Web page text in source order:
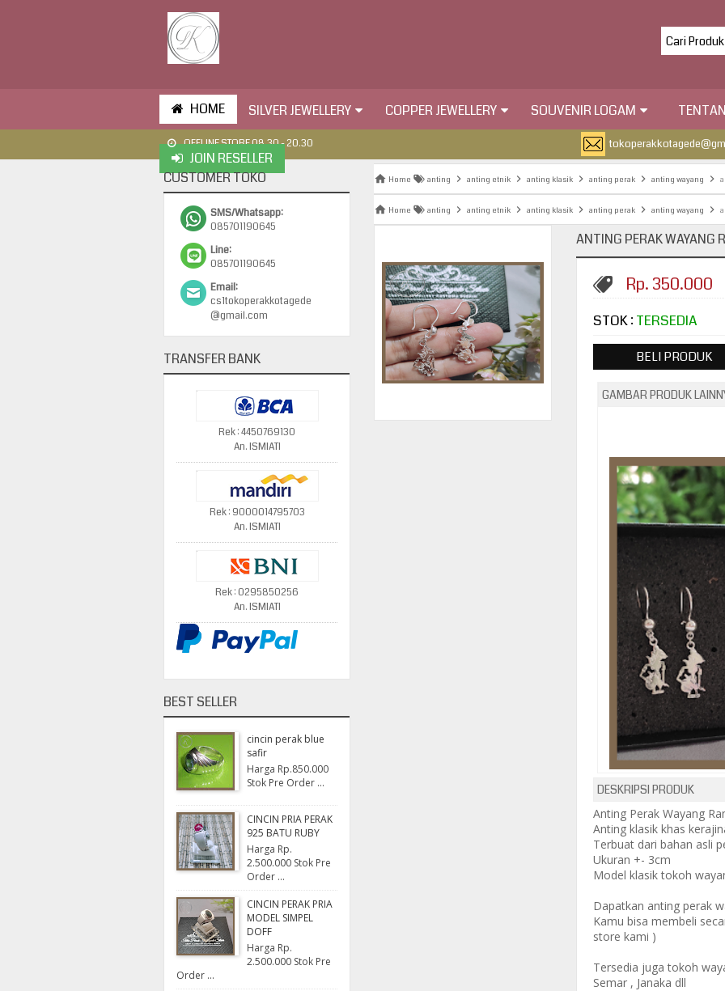
HOME SILVER JEWELLERY COPPER JEWELLERY SOUVENIR LOGAM
JOIN RESELLER
OFFLINE STORE 08.30 - 20.30
Home anting anting etnik anting klasik anting perak anting wayang
Home anting anting etnik anting klasik anting perak anting wayang
ANTING PERAK WAYANG
Rp. 350.000
STOK : TERSEDIA
BELI PRODUK
GAMBAR PRODUK
DESKRIPSI PRODUK
Anting Perak Wayang
Anting klasik khas
Terbuat dari bahan asli
Ukuran +- 3cm
Model klasik tokoh
Dapatkan anting perak
Kamu bisa membeli
store kami )
Tersedia juga tokoh
Semar , Janaka dll
CUSTOMER TOKO
SMS/Whatsapp:
085701190645
Line:
085701190645
Email:
cs1tokoperakkotagede
@gmail.com
TRANSFER BANK
Rek : 4450769130
An. ISMIATI
Rek : 9000014795703
An. ISMIATI
Rek : 0295850256
An. ISMIATI
BEST SELLER
cincin perak blue
safir
Harga Rp.850.000
Stok Pre Order ...
CINCIN PRIA PERAK
925 BATU RUBY
Harga Rp.
2.500.000 Stok Pre
Order ...
CINCIN PERAK PRIA
MODEL SIMPEL
DOFF
Harga Rp.
2.500.000 Stok Pre
Order ...